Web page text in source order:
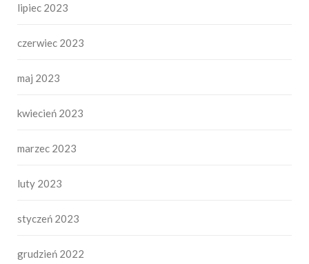
lipiec 2023
czerwiec 2023
maj 2023
kwiecień 2023
marzec 2023
luty 2023
styczeń 2023
grudzień 2022